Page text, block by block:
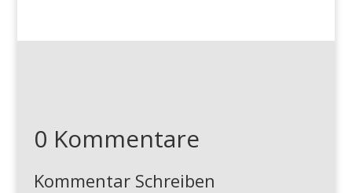
0 Kommentare
Kommentar Schreiben